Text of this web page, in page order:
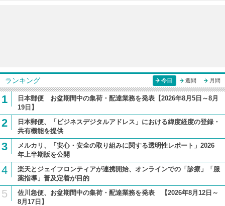
ランキング 今日 週間 月間
1
日本郵便 お盆期間中の集荷・配達業務を発表【2026年8月5日～8月
19日】
2
日本郵便、「ビジネスデジタルアドレス」における緯度経度の登録・
共有機能を提供
3
メルカリ、「安心・安全の取り組みに関する透明性レポート」2026
年上半期版を公開
4
楽天とジェイフロンティアが連携開始、オンラインでの「診療」「服
薬指導」普及定着が目的
5
佐川急便、お盆期間中の集荷・配達業務を発表 【2026年8月12日～
8月17日】